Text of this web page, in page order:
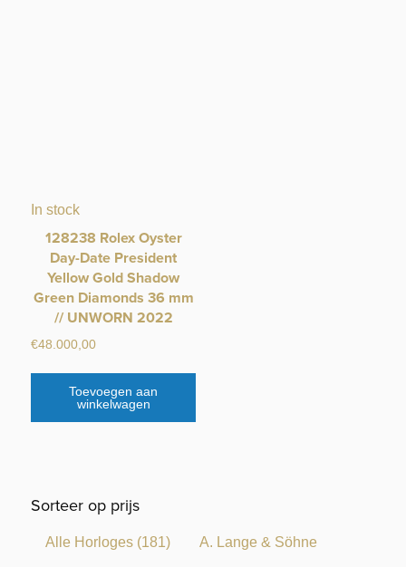
Sorteer op prijs
Alle Horloges (181) A. Lange & Söhne
In stock
128238 Rolex Oyster
Day-Date President
Yellow Gold Shadow
Green Diamonds 36 mm
// UNWORN 2022
€48.000,00
Toevoegen aan
winkelwagen